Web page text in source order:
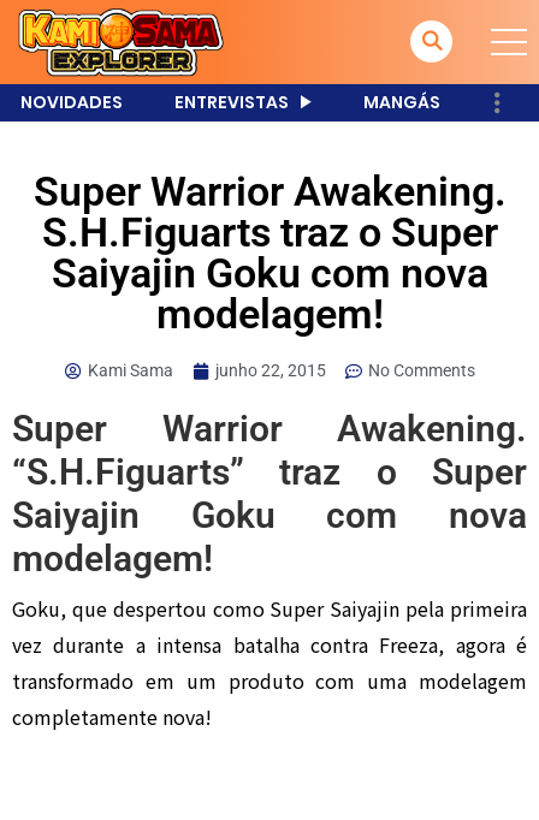
NOVIDADES ENTREVISTAS MANGÁS
Super Warrior Awakening.
S.H.Figuarts traz o Super
Saiyajin Goku com nova
modelagem!
Kami Sama junho 22, 2015 No Comments
Super Warrior Awakening.
“S.H.Figuarts” traz o Super
Saiyajin Goku com nova
modelagem!
Goku, que despertou como Super Saiyajin pela primeira
vez durante a intensa batalha contra Freeza, agora é
transformado em um produto com uma modelagem
completamente nova!